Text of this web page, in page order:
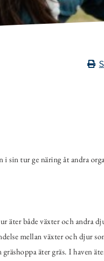
i sin tur ge näring åt andra
äter både växter och andra
mellan växter och djur
äter gräs. I haven